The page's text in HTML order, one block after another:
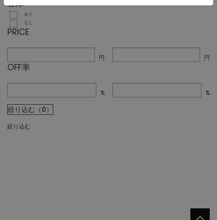
在庫
あり
なし
PRICE
円 円
OFF率
% %
絞り込む（0）
絞り込む